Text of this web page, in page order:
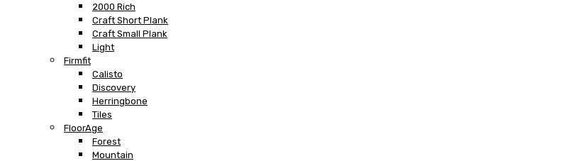
2000 Rich
Craft Short Plank
Craft Small Plank
Light
Firmfit
Calisto
Discovery
Herringbone
Tiles
FloorAge
Forest
Mountain